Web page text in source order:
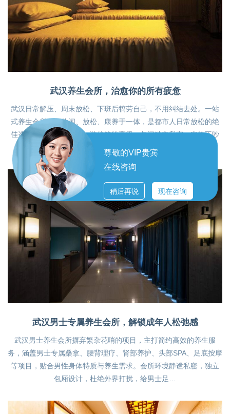
尊敬的VIP贵宾
在线咨询
稍后再说 现在咨询
武汉养生会所，治愈你的所有疲惫
武汉日常解压、周末放松、下班后犒劳自己，不用纠结去处。一站
式养生会所，集休闲、放松、康养于一体，是都市人日常放松的绝
佳选择。环境干净整洁、装修简约高级，包间独立私密，安静不吵
闹，非常适合独处放松、朋友小聚解…
武汉男士专属养生会所，解锁成年人松弛感
武汉男士养生会所摒弃繁杂花哨的项目，主打简约高效的养生服
务，涵盖男士专属桑拿、腰背理疗、肾部养护、头部SPA、足底按摩
等项目，贴合男性身体特质与养生需求。会所环境静谧私密，独立
包厢设计，杜绝外界打扰，给男士足…